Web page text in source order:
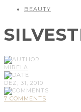
BEAUTY
MIRELA
DEZ, 31, 2010
7 COMMENTS